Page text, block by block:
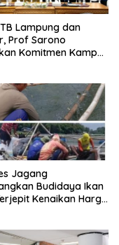
Lampung dan
Prof Sarono
Komitmen Kampus
Jagang
Budidaya Ikan
Kenaikan Harga